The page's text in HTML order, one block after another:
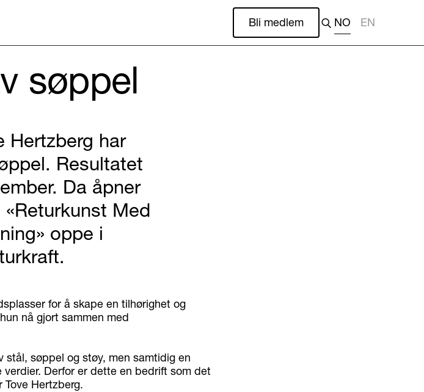
Bli medlem NO EN
søppel
Hertzberg har
Resultatet
Da åpner
Med
oppe i
for å skape en tilhørighet og
nå gjort sammen med
søppel og støy, men samtidig en
Derfor er dette en bedrift som det
Hertzberg.